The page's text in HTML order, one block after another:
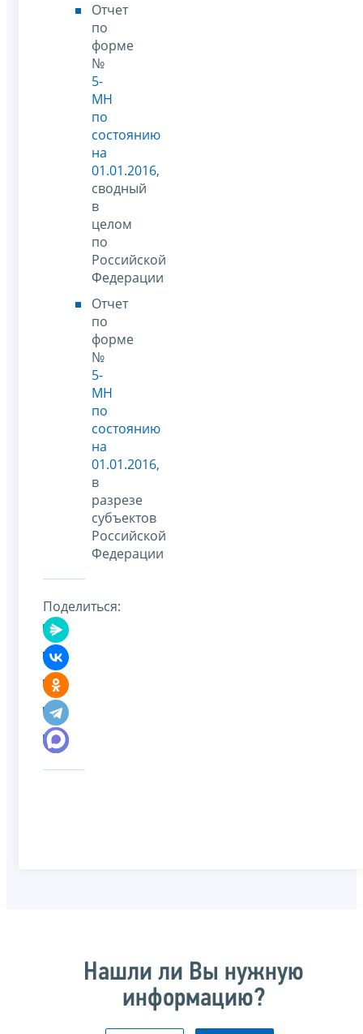
Отчет
по
форме
№
5-
МН
по
состоянию
на
01.01.2016,
сводный
в
целом
по
Российской
Федерации
Отчет
по
форме
№
5-
МН
по
состоянию
на
01.01.2016,
в
разрезе
субъектов
Российской
Федерации
Поделиться:
Нашли ли Вы нужную
информацию?